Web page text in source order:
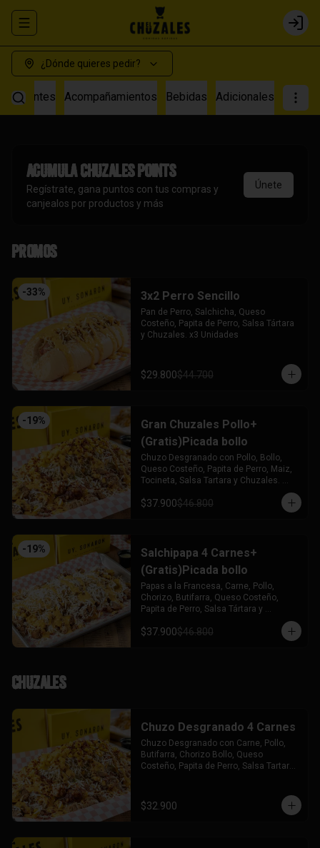
Abrir menu de navegación Login
¿Dónde quieres pedir?
Calientes Acompañamientos Bebidas Adicionales
AcumulaChuzales Points
Regístrate, gana puntos con tus compras y
canjealos por productos y más
Únete
Promos
-33% 3x2 Perro Sencillo
Pan de Perro, Salchicha, Queso
Costeño, Papita de Perro, Salsa Tártara
y Chuzales. x3 Unidades
$29.800$44.700
-19%
Gran Chuzales Pollo+
(Gratis)Picada bollo
Chuzo Desgranado con Pollo, Bollo,
Queso Costeño, Papita de Perro, Maiz,
Tocineta, Salsa Tartara y Chuzales.
Acompañado de una Picada de Bollo
(Gratis)
$37.900$46.800
-19%
Salchipapa 4 Carnes+
(Gratis)Picada bollo
Papas a la Francesa, Carne, Pollo,
Chorizo, Butifarra, Queso Costeño,
Papita de Perro, Salsa Tártara y
Chúzales. Acompañado de una Picada
de Bollo (Gratis)
$37.900$46.800
Chuzales
Chuzo Desgranado 4 Carnes
Chuzo Desgranado con Carne, Pollo,
Butifarra, Chorizo Bollo, Queso
Costeño, Papita de Perro, Salsa Tartara
$32.900